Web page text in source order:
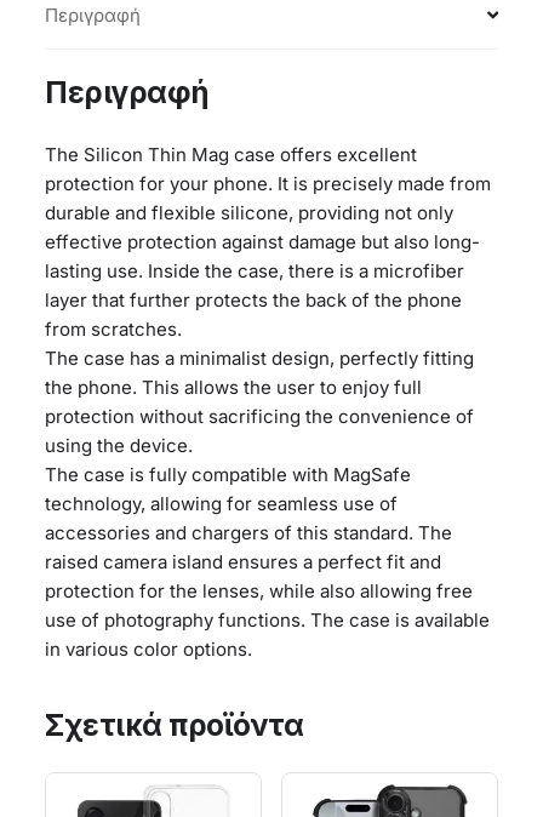
ποσότητα
Περιγραφή
Περιγραφή
The Silicon Thin Mag case offers excellent
protection for your phone. It is precisely made from
durable and flexible silicone, providing not only
effective protection against damage but also long-
lasting use. Inside the case, there is a microfiber
layer that further protects the back of the phone
from scratches.
The case has a minimalist design, perfectly fitting
the phone. This allows the user to enjoy full
protection without sacrificing the convenience of
using the device.
The case is fully compatible with MagSafe
technology, allowing for seamless use of
accessories and chargers of this standard. The
raised camera island ensures a perfect fit and
protection for the lenses, while also allowing free
use of photography functions. The case is available
in various color options.
Σχετικά προϊόντα